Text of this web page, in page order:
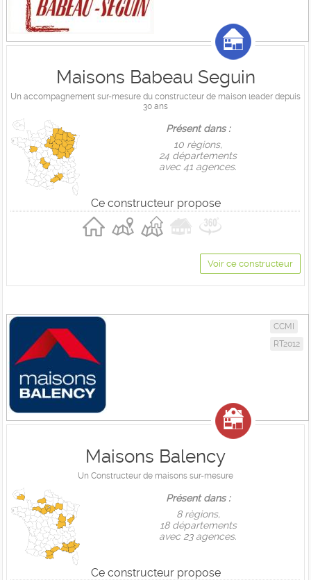
Maisons Babeau Seguin
Un accompagnement sur-mesure du constructeur de maison leader depuis
30 ans
Présent dans :
10 règions,
24 départements
avec 41 agences.
Ce constructeur propose
Voir ce constructeur
CCMI
RT2012
Maisons Balency
Un Constructeur de maisons sur-mesure
Présent dans :
8 règions,
18 départements
avec 23 agences.
Ce constructeur propose